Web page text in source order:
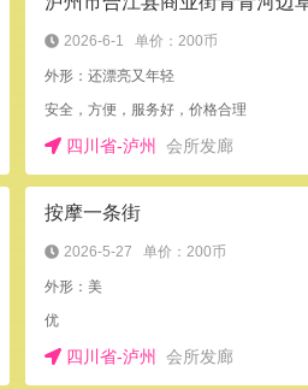
2026-6-1 单价：200币
外形：还漂亮又年轻
安全，方便，服务好，价格合理
四川省-泸州 会所发廊
按摩一条街
2026-5-27 单价：200币
外形：美
优
四川省-泸州 会所发廊